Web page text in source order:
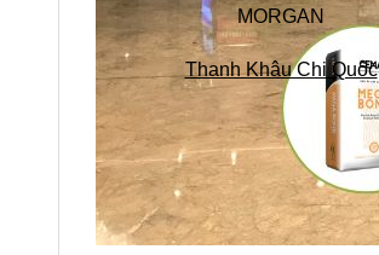
MORGAN
Thanh Khâu Chi Quốc